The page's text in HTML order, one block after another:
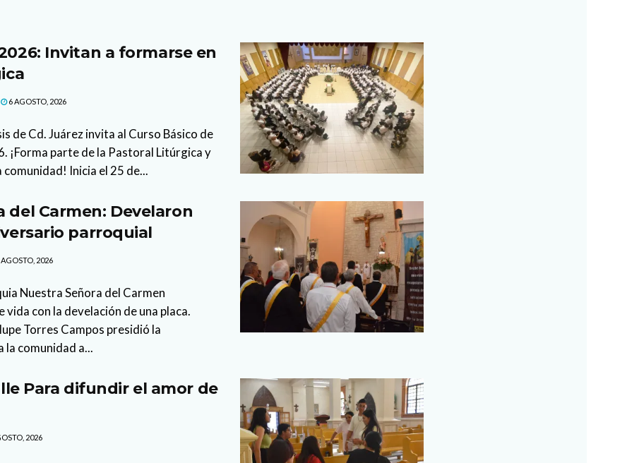
Invitan a formarse en
6 AGOSTO, 2026
de Cd. Juárez invita al Curso Básico de
¡Forma parte de la Pastoral Litúrgica y
Inicia el 25 de...
del Carmen: Develaron
parroquial
2026
Nuestra Señora del Carmen
vida con la develación de una placa.
Torres Campos presidió la
la comunidad a...
Para difundir el amor de
2026